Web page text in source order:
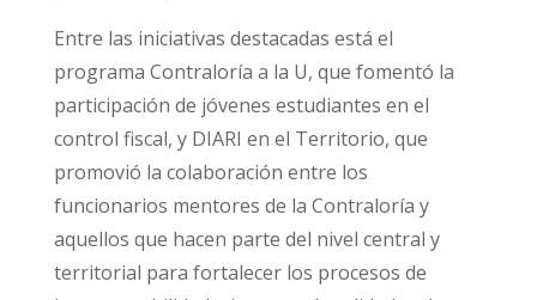
Entre las iniciativas destacadas está el
programa Contraloría a la U, que fomentó la
participación de jóvenes estudiantes en el
control fiscal, y DIARI en el Territorio, que
promovió la colaboración entre los
funcionarios mentores de la Contraloría y
aquellos que hacen parte del nivel central y
territorial para fortalecer los procesos de